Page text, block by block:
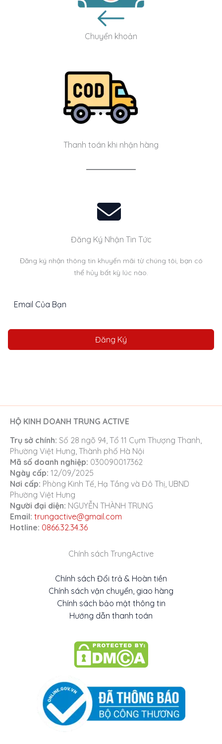
Chuyển khoản
Thanh toán khi nhận hàng
Đăng Ký Nhận Tin Tức
Đăng ký nhận thông tin khuyến mãi từ chúng tôi, bạn có
thể hủy bất kỳ lúc nào.
Đăng Ký
HỘ KINH DOANH TRUNG ACTIVE
Trụ sở chính: Số 28 ngõ 94, Tổ 11 Cụm Thượng Thanh,
Phường Việt Hưng, Thành phố Hà Nội
Mã số doanh nghiệp: 030090017362
Ngày cấp: 12/09/2025
Nơi cấp: Phòng Kinh Tế, Hạ Tầng và Đô Thị, UBND
Phường Việt Hưng
Người đại diện: NGUYỄN THÀNH TRUNG
Email: trungactive@gmail.com
Hotline: 0866.32.34.36
Chính sách TrungActive
Chính sách Đổi trả & Hoàn tiền
Chính sách vận chuyển, giao hàng
Chính sách bảo mật thông tin
Hướng dẫn thanh toán